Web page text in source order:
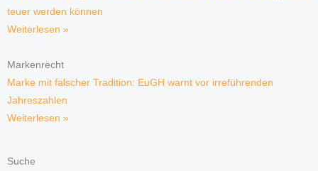
teuer werden können
Weiterlesen »
Markenrecht
Marke mit falscher Tradition: EuGH warnt vor irreführenden
Jahreszahlen
Weiterlesen »
Suche